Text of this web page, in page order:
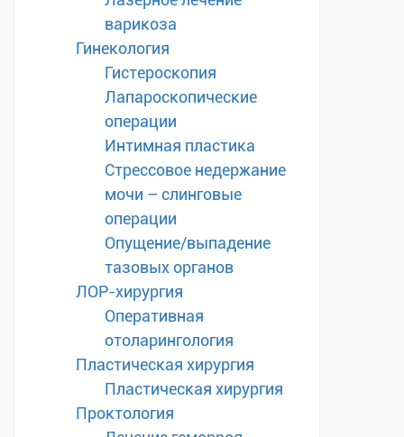
варикоза
Гинекология
Гистероскопия
Лапароскопические
операции
Интимная пластика
Стрессовое недержание
мочи – слинговые
операции
Опущение/выпадение
тазовых органов
ЛОР-хирургия
Оперативная
отоларингология
Пластическая хирургия
Пластическая хирургия
Проктология